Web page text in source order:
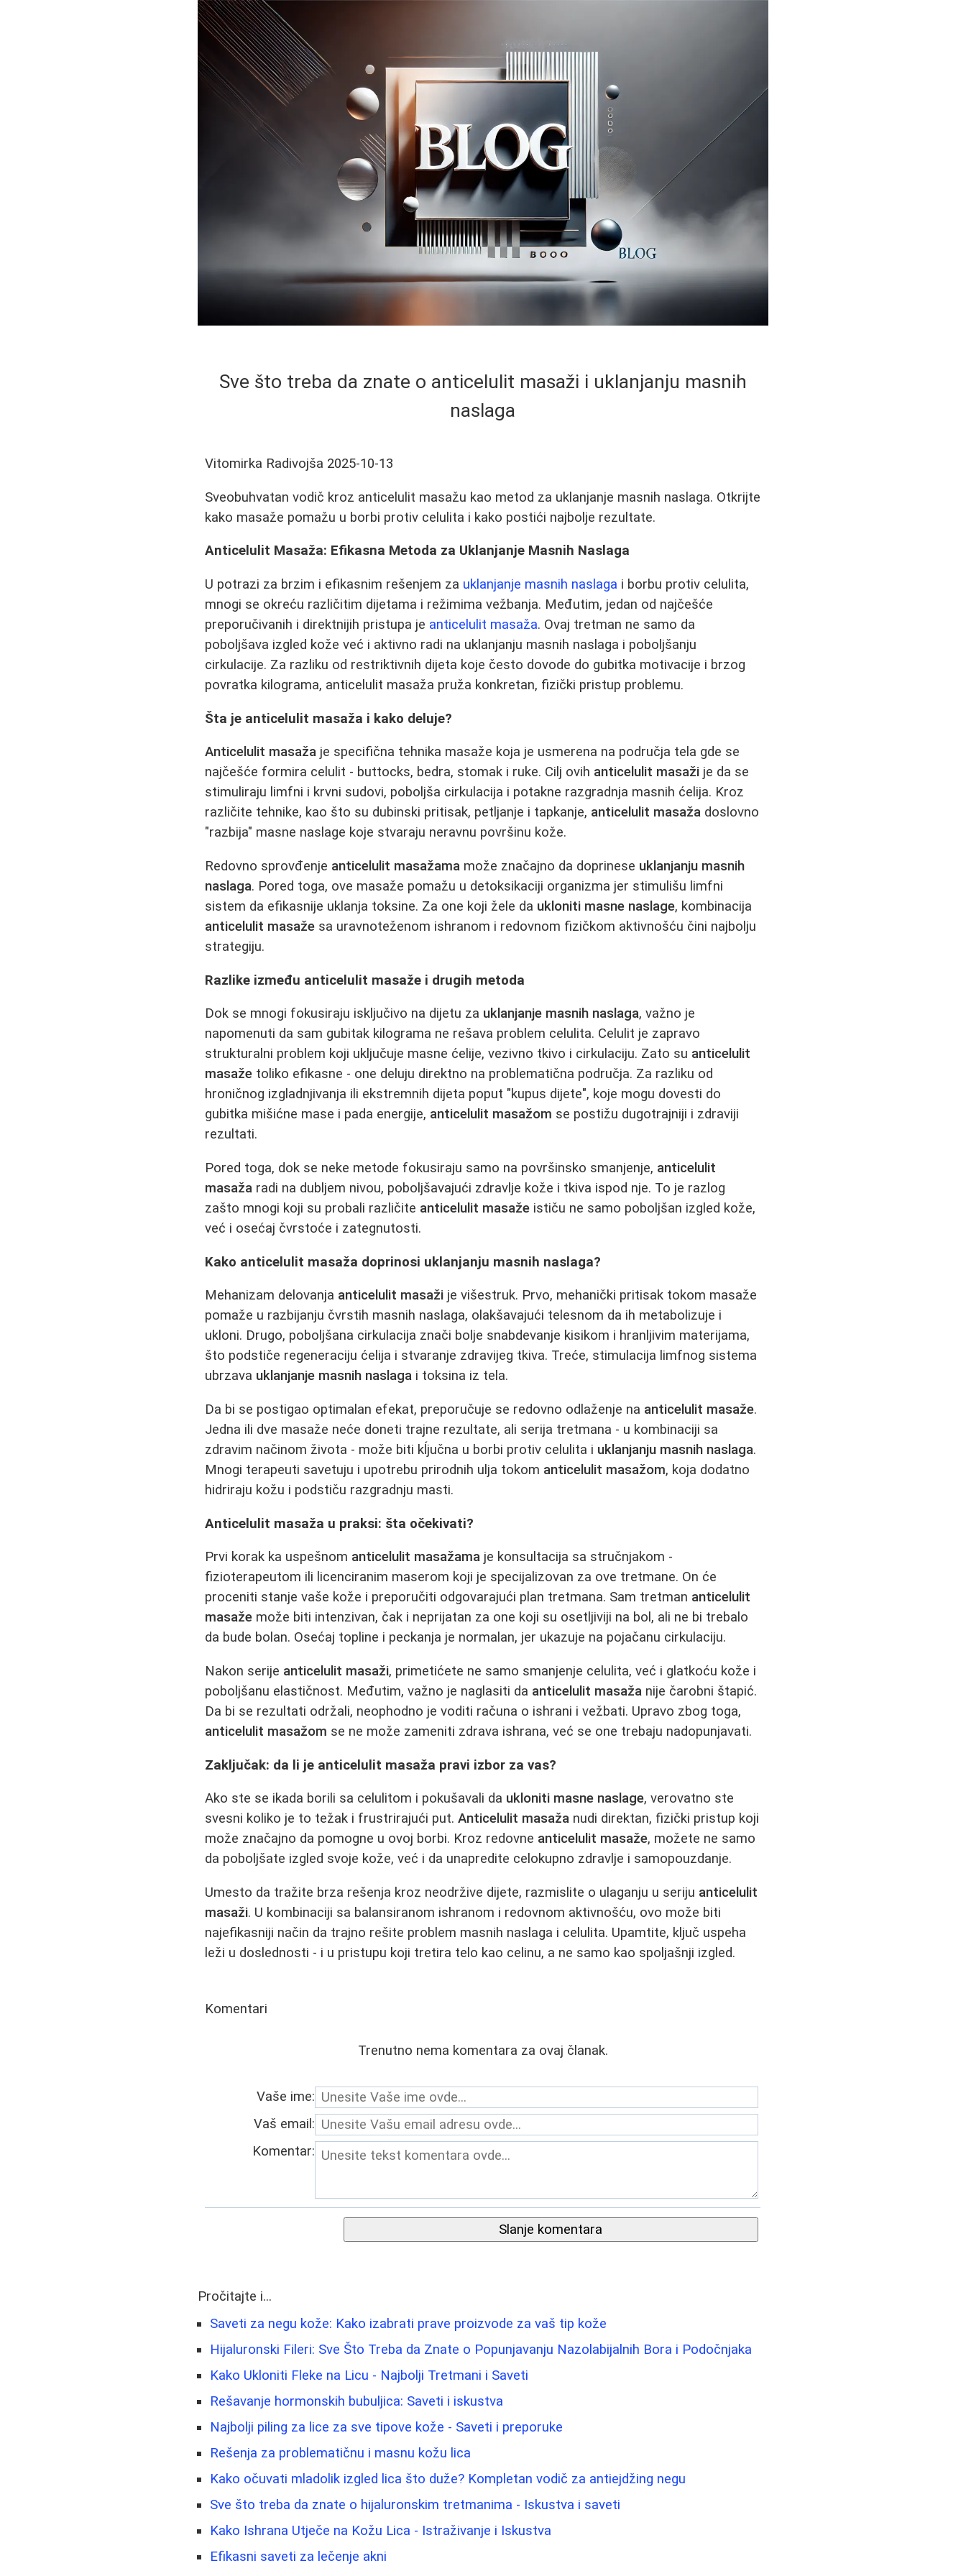
Sve što treba da znate o anticelulit masaži i uklanjanju masnih
naslaga
Vitomirka Radivojša 2025-10-13
Sveobuhvatan vodič kroz anticelulit masažu kao metod za uklanjanje masnih naslaga. Otkrijte
kako masaže pomažu u borbi protiv celulita i kako postići najbolje rezultate.
Anticelulit Masaža: Efikasna Metoda za Uklanjanje Masnih Naslaga
U potrazi za brzim i efikasnim rešenjem za uklanjanje masnih naslaga i borbu protiv celulita,
mnogi se okreću različitim dijetama i režimima vežbanja. Međutim, jedan od najčešće
preporučivanih i direktnijih pristupa je anticelulit masaža. Ovaj tretman ne samo da
poboljšava izgled kože već i aktivno radi na uklanjanju masnih naslaga i poboljšanju
cirkulacije. Za razliku od restriktivnih dijeta koje često dovode do gubitka motivacije i brzog
povratka kilograma, anticelulit masaža pruža konkretan, fizički pristup problemu.
Šta je anticelulit masaža i kako deluje?
Anticelulit masaža je specifična tehnika masaže koja je usmerena na područja tela gde se
najčešće formira celulit - buttocks, bedra, stomak i ruke. Cilj ovih anticelulit masaži je da se
stimuliraju limfni i krvni sudovi, poboljša cirkulacija i potakne razgradnja masnih ćelija. Kroz
različite tehnike, kao što su dubinski pritisak, petljanje i tapkanje, anticelulit masaža doslovno
"razbija" masne naslage koje stvaraju neravnu površinu kože.
Redovno sprovđenje anticelulit masažama može značajno da doprinese uklanjanju masnih
naslaga. Pored toga, ove masaže pomažu u detoksikaciji organizma jer stimulišu limfni
sistem da efikasnije uklanja toksine. Za one koji žele da ukloniti masne naslage, kombinacija
anticelulit masaže sa uravnoteženom ishranom i redovnom fizičkom aktivnošću čini najbolju
strategiju.
Razlike između anticelulit masaže i drugih metoda
Dok se mnogi fokusiraju isključivo na dijetu za uklanjanje masnih naslaga, važno je
napomenuti da sam gubitak kilograma ne rešava problem celulita. Celulit je zapravo
strukturalni problem koji uključuje masne ćelije, vezivno tkivo i cirkulaciju. Zato su anticelulit
masaže toliko efikasne - one deluju direktno na problematična područja. Za razliku od
hroničnog izgladnjivanja ili ekstremnih dijeta poput "kupus dijete", koje mogu dovesti do
gubitka mišićne mase i pada energije, anticelulit masažom se postižu dugotrajniji i zdraviji
rezultati.
Pored toga, dok se neke metode fokusiraju samo na površinsko smanjenje, anticelulit
masaža radi na dubljem nivou, poboljšavajući zdravlje kože i tkiva ispod nje. To je razlog
zašto mnogi koji su probali različite anticelulit masaže ističu ne samo poboljšan izgled kože,
već i osećaj čvrstoće i zategnutosti.
Kako anticelulit masaža doprinosi uklanjanju masnih naslaga?
Mehanizam delovanja anticelulit masaži je višestruk. Prvo, mehanički pritisak tokom masaže
pomaže u razbijanju čvrstih masnih naslaga, olakšavajući telesnom da ih metabolizuje i
ukloni. Drugo, poboljšana cirkulacija znači bolje snabdevanje kisikom i hranljivim materijama,
što podstiče regeneraciju ćelija i stvaranje zdravijeg tkiva. Treće, stimulacija limfnog sistema
ubrzava uklanjanje masnih naslaga i toksina iz tela.
Da bi se postigao optimalan efekat, preporučuje se redovno odlaženje na anticelulit masaže.
Jedna ili dve masaže neće doneti trajne rezultate, ali serija tretmana - u kombinaciji sa
zdravim načinom života - može biti kĺjučna u borbi protiv celulita i uklanjanju masnih naslaga.
Mnogi terapeuti savetuju i upotrebu prirodnih ulja tokom anticelulit masažom, koja dodatno
hidriraju kožu i podstiču razgradnju masti.
Anticelulit masaža u praksi: šta očekivati?
Prvi korak ka uspešnom anticelulit masažama je konsultacija sa stručnjakom -
fizioterapeutom ili licenciranim maserom koji je specijalizovan za ove tretmane. On će
proceniti stanje vaše kože i preporučiti odgovarajući plan tretmana. Sam tretman anticelulit
masaže može biti intenzivan, čak i neprijatan za one koji su osetljiviji na bol, ali ne bi trebalo
da bude bolan. Osećaj topline i peckanja je normalan, jer ukazuje na pojačanu cirkulaciju.
Nakon serije anticelulit masaži, primetićete ne samo smanjenje celulita, već i glatkoću kože i
poboljšanu elastičnost. Međutim, važno je naglasiti da anticelulit masaža nije čarobni štapić.
Da bi se rezultati održali, neophodno je voditi računa o ishrani i vežbati. Upravo zbog toga,
anticelulit masažom se ne može zameniti zdrava ishrana, već se one trebaju nadopunjavati.
Zaključak: da li je anticelulit masaža pravi izbor za vas?
Ako ste se ikada borili sa celulitom i pokušavali da ukloniti masne naslage, verovatno ste
svesni koliko je to težak i frustrirajući put.Anticelulit masaža nudi direktan, fizički pristup koji
može značajno da pomogne u ovoj borbi. Kroz redovne anticelulit masaže, možete ne samo
da poboljšate izgled svoje kože, već i da unapredite celokupno zdravlje i samopouzdanje.
Umesto da tražite brza rešenja kroz neodržive dijete, razmislite o ulaganju u seriju anticelulit
masaži. U kombinaciji sa balansiranom ishranom i redovnom aktivnošću, ovo može biti
najefikasniji način da trajno rešite problem masnih naslaga i celulita. Upamtite, ključ uspeha
leži u doslednosti - i u pristupu koji tretira telo kao celinu, a ne samo kao spoljašnji izgled.
Komentari
Trenutno nema komentara za ovaj članak.
Vaše ime:
Vaš email:
Komentar:
Slanje komentara
Pročitajte i...
Saveti za negu kože: Kako izabrati prave proizvode za vaš tip kože
Hijaluronski Fileri: Sve Što Treba da Znate o Popunjavanju Nazolabijalnih Bora i Podočnjaka
Kako Ukloniti Fleke na Licu - Najbolji Tretmani i Saveti
Rešavanje hormonskih bubuljica: Saveti i iskustva
Najbolji piling za lice za sve tipove kože - Saveti i preporuke
Rešenja za problematičnu i masnu kožu lica
Kako očuvati mladolik izgled lica što duže? Kompletan vodič za antiejdžing negu
Sve što treba da znate o hijaluronskim tretmanima - Iskustva i saveti
Kako Ishrana Utječe na Kožu Lica - Istraživanje i Iskustva
Efikasni saveti za lečenje akni